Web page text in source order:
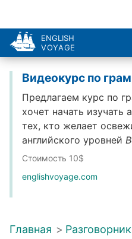
ENGLISH
VOYAGE
Видеокурс по
Предлагаем курс по
хочет начать изучать
тех, кто желает
английского уровней
Стоимость 10$
englishvoyage.com
Главная >